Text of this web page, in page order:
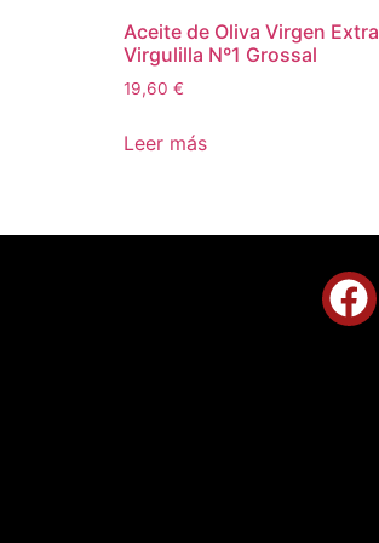
Aceite de Oliva Virgen Extra
Virgulilla Nº1 Grossal
19,60 €
Leer más